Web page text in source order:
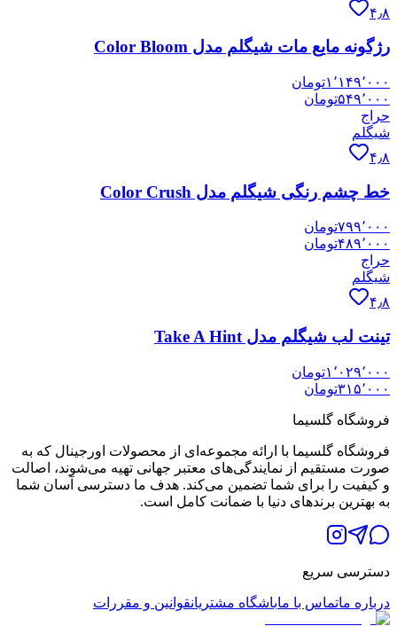
۴٫۸
رژگونه مایع مات شیگلم مدل Color Bloom
۱٬۱۴۹٬۰۰۰تومان
۵۴۹٬۰۰۰تومان
حراج
شیگلم
۴٫۸
خط چشم رنگی شیگلم مدل Color Crush
۷۹۹٬۰۰۰تومان
۴۸۹٬۰۰۰تومان
حراج
شیگلم
۴٫۸
تینت لب شیگلم مدل Take A Hint
۱٬۰۲۹٬۰۰۰تومان
۳۱۵٬۰۰۰تومان
فروشگاه گلسیما
فروشگاه گلسیما با ارائه مجموعه‌ای از محصولات اورجینال که به
صورت مستقیم از نمایندگی‌های معتبر جهانی تهیه می‌شوند، اصالت
و کیفیت را برای شما تضمین می‌کند. هدف ما دسترسی آسان شما
به بهترین برندهای دنیا با ضمانت کامل است.
دسترسی سریع
درباره ماتماس با ماباشگاه مشتریانقوانین و مقررات